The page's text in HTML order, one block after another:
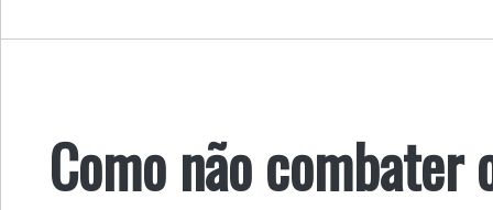
Como não combater